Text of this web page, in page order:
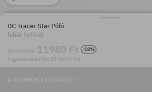
DC Tracer Star Póló
fehér (white)
14770 Ft 11980 Ft
-18%
Ingyenes szállítás 25 000 Ft-tól
A TERMÉK ELFOGYOTT